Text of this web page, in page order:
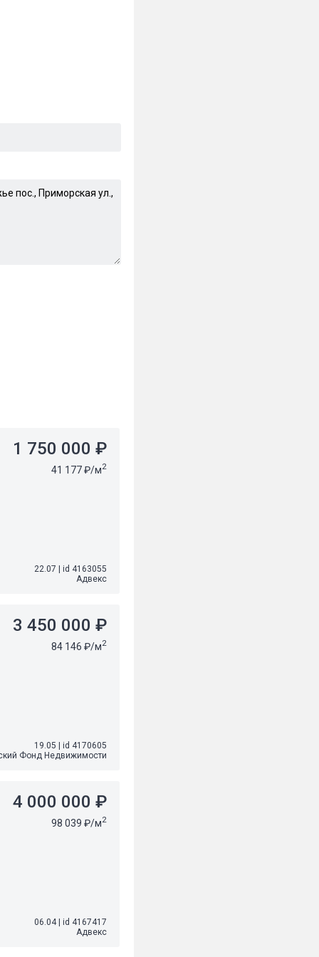
1 750 000 ₽
41 177 ₽/м2
22.07
id 4163055
Адвекс
3 450 000 ₽
84 146 ₽/м2
19.05
id 4170605
Фонд Недвижимости
4 000 000 ₽
98 039 ₽/м2
06.04| id 4167417
Адвекс